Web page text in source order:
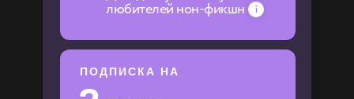
ПОДПИСКА НА
любителей нон-фикшн